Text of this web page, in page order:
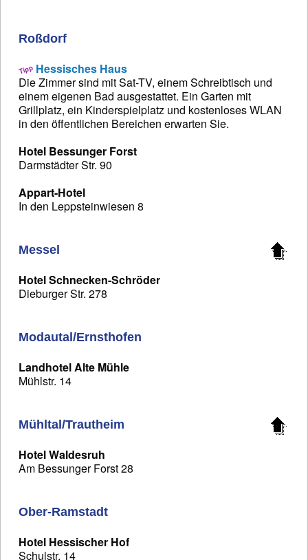
Roßdorf
Hessisches Haus
Die Zimmer sind mit Sat-TV, einem Schreibtisch und
einem eigenen Bad ausgestattet. Ein Garten mit
Grillplatz, ein Kinderspielplatz und kostenloses WLAN
in den öffentlichen Bereichen erwarten Sie.
Hotel Bessunger Forst
Darmstädter Str. 90
Appart-Hotel
In den Leppsteinwiesen 8
Messel
Hotel Schnecken-Schröder
Dieburger Str. 278
Modautal/Ernsthofen
Landhotel Alte Mühle
Mühlstr. 14
Mühltal/Trautheim
Hotel Waldesruh
Am Bessunger Forst 28
Ober-Ramstadt
Hotel Hessischer Hof
Schulstr. 14